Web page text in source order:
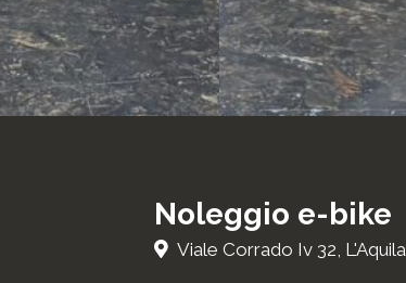
Noleggio e-bike
Viale Corrado Iv 32, L'Aquila